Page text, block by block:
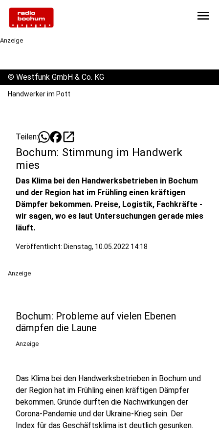
menu
Anzeige
© Westfunk GmbH & Co. KG
Handwerker im Pott
Teilen: open_in_new
Bochum: Stimmung im Handwerk
mies
Das Klima bei den Handwerksbetrieben in Bochum
und der Region hat im Frühling einen kräftigen
Dämpfer bekommen. Preise, Logistik, Fachkräfte -
wir sagen, wo es laut Untersuchungen gerade mies
läuft.
Veröffentlicht: Dienstag, 10.05.2022 14:18
Anzeige
Bochum: Probleme auf vielen Ebenen
dämpfen die Laune
Anzeige
Das Klima bei den Handwerksbetrieben in Bochum und
der Region hat im Frühling einen kräftigen Dämpfer
bekommen. Gründe dürften die Nachwirkungen der
Corona-Pandemie und der Ukraine-Krieg sein. Der
Index für das Geschäftsklima ist deutlich gesunken.